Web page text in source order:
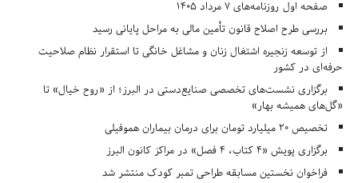
صفحه اول روزنامه‌های 7 مرداد 1405
بررسی طرح اصلاح قانون تأمین مالی به مراحل پایانی رسید
از توسعه زنجیره اشتغال زنان و مشاغل خانگی تا استقرار نظام صلاحیت
حرفه‌ای در کشور
برگزاری نشست‌های تخصصی صنایع‌دستی در البرز؛ از «روح خیال» تا
«گل‌های همیشه بهار»
تخصیص ۲۰ میلیارد تومان برای درمان بیماران هموفیلی
برگزاری پویش «۴ کتاب، ۴ فصل» در مراکز کانون البرز
فراخوان نخستین مسابقه طراحی تمبر کودک منتشر شد